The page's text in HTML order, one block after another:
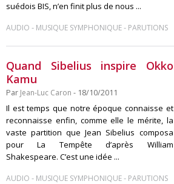
suédois BIS, n’en finit plus de nous ...
AUDIO - MUSIQUE SYMPHONIQUE- PARUTIONS
Quand Sibelius inspire Okko
Kamu
Par Jean-Luc Caron - 18/10/2011
Il est temps que notre époque connaisse et
reconnaisse enfin, comme elle le mérite, la
vaste partition que Jean Sibelius composa
pour La Tempête d’après William
Shakespeare. C’est une idée ...
AUDIO - MUSIQUE SYMPHONIQUE- PARUTIONS